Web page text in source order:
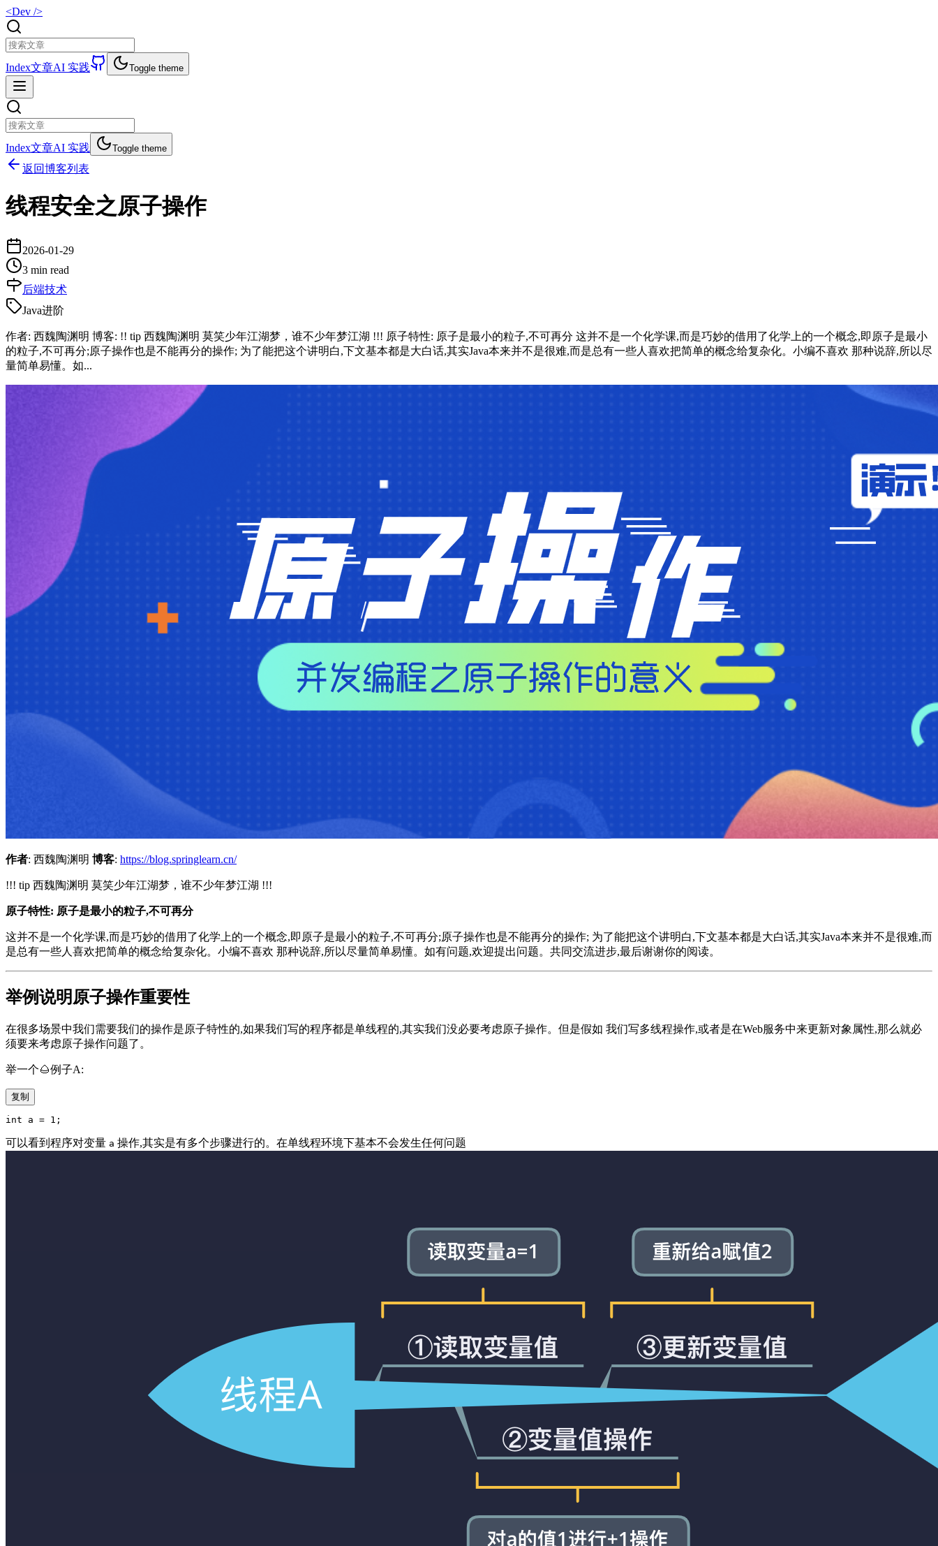
<Dev />
Index文章AI 实践 Toggle theme
Index文章AI 实践 Toggle theme
返回博客列表
线程安全之原子操作
2026-01-29
3 min read
后端技术
Java进阶
作者: 西魏陶渊明 博客: !! tip 西魏陶渊明 莫笑少年江湖梦，谁不少年梦江湖 !!! 原子特性: 原子是最小的粒子,不可再分 这并不是一个化学课,而是巧妙的借用了化学上的一个概念,即原子是最小
的粒子,不可再分;原子操作也是不能再分的操作; 为了能把这个讲明白,下文基本都是大白话,其实Java本来并不是很难,而是总有一些人喜欢把简单的概念给复杂化。小编不喜欢 那种说辞,所以尽
量简单易懂。如...
作者: 西魏陶渊明 博客: https://blog.springlearn.cn/
!!! tip 西魏陶渊明 莫笑少年江湖梦，谁不少年梦江湖 !!!
原子特性: 原子是最小的粒子,不可再分
这并不是一个化学课,而是巧妙的借用了化学上的一个概念,即原子是最小的粒子,不可再分;原子操作也是不能再分的操作; 为了能把这个讲明白,下文基本都是大白话,其实Java本来并不是很难,而
是总有一些人喜欢把简单的概念给复杂化。小编不喜欢 那种说辞,所以尽量简单易懂。如有问题,欢迎提出问题。共同交流进步,最后谢谢你的阅读。
举例说明原子操作重要性
在很多场景中我们需要我们的操作是原子特性的,如果我们写的程序都是单线程的,其实我们没必要考虑原子操作。但是假如 我们写多线程操作,或者是在Web服务中来更新对象属性,那么就必
须要来考虑原子操作问题了。
举一个🌰例子A:
复制
可以看到程序对变量 a 操作,其实是有多个步骤进行的。在单线程环境下基本不会发生任何问题